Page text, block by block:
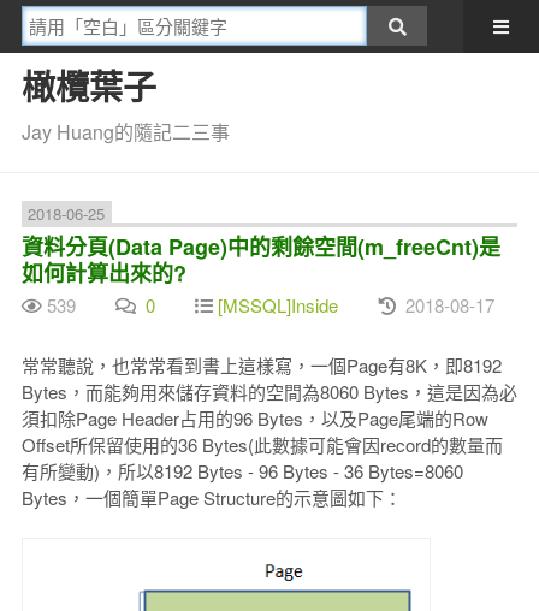
橄欖葉子
Jay Huang的隨記二三事
2018-06-25
資料分頁(Data Page)中的剩餘空間(m_freeCnt)是
如何計算出來的?
539 0 [MSSQL]Inside 2018-08-17
常常聽說，也常常看到書上這樣寫，一個Page有8K，即8192
Bytes，而能夠用來儲存資料的空間為8060 Bytes，這是因為必
須扣除Page Header占用的96 Bytes，以及Page尾端的Row
Offset所保留使用的36 Bytes(此數據可能會因record的數量而
有所變動)，所以8192 Bytes - 96 Bytes - 36 Bytes=8060
Bytes，一個簡單Page Structure的示意圖如下：